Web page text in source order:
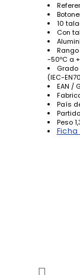
10
Con
-50ºC a
Grado
(IEC-
EAN /
País
Peso